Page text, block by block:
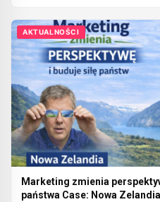
AKTUALNOŚCI
Marketing zmienia
państwa Case: Nowa Zelandia